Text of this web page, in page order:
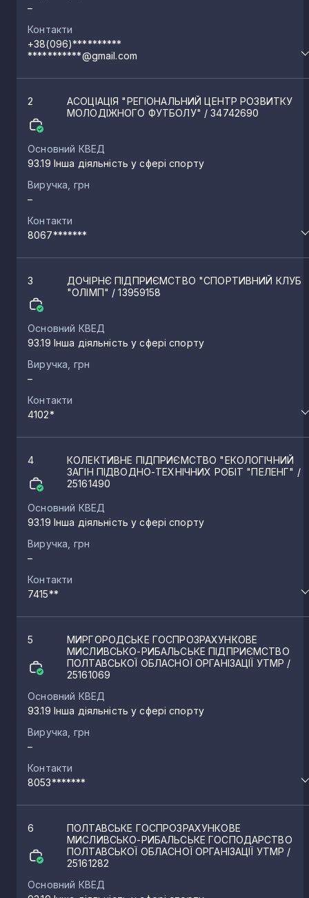
–
Контакти
+38(096)**********
***********@gmail.com
2
АСОЦІАЦІЯ "РЕГІОНАЛЬНИЙ ЦЕНТР РОЗВИТКУ
МОЛОДІЖНОГО ФУТБОЛУ" / 34742690
Основний КВЕД
93.19 Інша діяльність у сфері спорту
Виручка, грн
–
Контакти
8067*******
3
ДОЧІРНЄ ПІДПРИЄМСТВО "СПОРТИВНИЙ КЛУБ
"ОЛІМП" / 13959158
Основний КВЕД
93.19 Інша діяльність у сфері спорту
Виручка, грн
–
Контакти
4102*
4
КОЛЕКТИВНЕ ПІДПРИЄМСТВО "ЕКОЛОГІЧНИЙ
ЗАГІН ПІДВОДНО-ТЕХНІЧНИХ РОБІТ "ПЕЛЕНГ" /
25161490
Основний КВЕД
93.19 Інша діяльність у сфері спорту
Виручка, грн
–
Контакти
7415**
5
МИРГОРОДСЬКЕ ГОСПРОЗРАХУНКОВЕ
МИСЛИВСЬКО-РИБАЛЬСЬКЕ ПІДПРИЄМСТВО
ПОЛТАВСЬКОЇ ОБЛАСНОЇ ОРГАНІЗАЦІЇ УТМР /
25161069
Основний КВЕД
93.19 Інша діяльність у сфері спорту
Виручка, грн
–
Контакти
8053*******
6
ПОЛТАВСЬКЕ ГОСПРОЗРАХУНКОВЕ
МИСЛИВСЬКО-РИБАЛЬСЬКЕ ГОСПОДАРСТВО
ПОЛТАВСЬКОЇ ОБЛАСНОЇ ОРГАНІЗАЦІЇ УТМР /
25161282
Основний КВЕД